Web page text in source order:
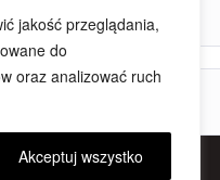
jakość przeglądania,
do
oraz analizować ruch
Akceptuj wszystko
Night Dinner
Doctor